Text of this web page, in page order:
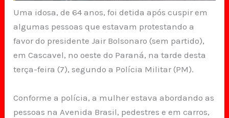
Uma idosa, de 64 anos, foi detida após cuspir em
algumas pessoas que estavam protestando a
favor do presidente Jair Bolsonaro (sem partido),
em Cascavel, no oeste do Paraná, na tarde desta
terça-feira (7), segundo a Polícia Militar (PM).
Conforme a polícia, a mulher estava abordando as
pessoas na Avenida Brasil, pedestres e em carros,